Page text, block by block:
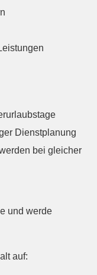
Dienstplanung
bei gleicher
und werde
auf: